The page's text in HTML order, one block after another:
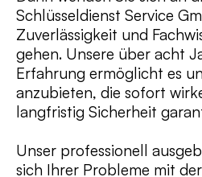
Schlüsseldienst Service
Zuverlässigkeit und
gehen. Unsere über acht
Erfahrung ermöglicht es
anzubieten, die sofort
langfristig Sicherheit
Unser professionell
sich Ihrer Probleme mit